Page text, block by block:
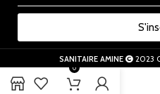
SANITAIRE AMINE 2023
0